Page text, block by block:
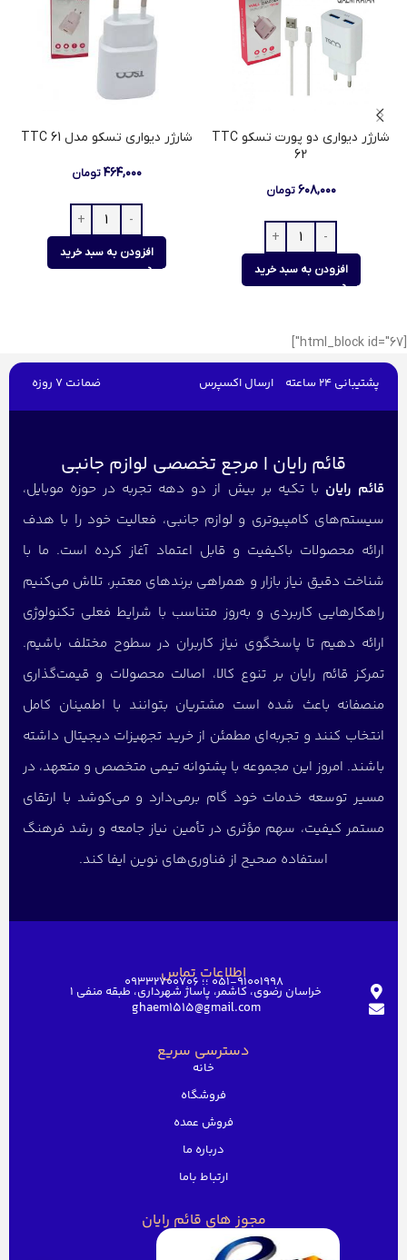
شارژر دیواری دو پورت تسکو TTC
62
۶۰۸,۰۰۰ تومان
افزودن به سبد خرید
شارژر دیواری تسکو مدل TTC 61
۴۶۴,۰۰۰ تومان
افزودن به سبد خرید
پشتیبانی 24 ساعته ارسال اکسپرس ضمانت 7 روزه
قائم رایان | مرجع تخصصی لوازم جانبی
قائم رایان با تکیه بر بیش از دو دهه تجربه در حوزه موبایل،
سیستم‌های کامپیوتری و لوازم جانبی، فعالیت خود را با هدف
ارائه محصولات باکیفیت و قابل اعتماد آغاز کرده است. ما با
شناخت دقیق نیاز بازار و همراهی برندهای معتبر، تلاش می‌کنیم
راهکارهایی کاربردی و به‌روز متناسب با شرایط فعلی تکنولوژی
ارائه دهیم تا پاسخگوی نیاز کاربران در سطوح مختلف باشیم.
تمرکز قائم رایان بر تنوع کالا، اصالت محصولات و قیمت‌گذاری
منصفانه باعث شده است مشتریان بتوانند با اطمینان کامل
انتخاب کنند و تجربه‌ای مطمئن از خرید تجهیزات دیجیتال داشته
باشند. امروز این مجموعه با پشتوانه تیمی متخصص و متعهد، در
مسیر توسعه خدمات خود گام برمی‌دارد و می‌کوشد با ارتقای
مستمر کیفیت، سهم مؤثری در تأمین نیاز جامعه و رشد فرهنگ
استفاده صحیح از فناوری‌های نوین ایفا کند.
اطلاعات تماس051-91001998 ؛؛ 09332700706
خراسان رضوی، کاشمر، پاساژ شهرداری، طبقه منفی ۱
ghaem1515@gmail.com
دسترسی سریع
خانه
فروشگاه
فروش عمده
درباره ما
ارتباط باما
مجوز های قائم رایان